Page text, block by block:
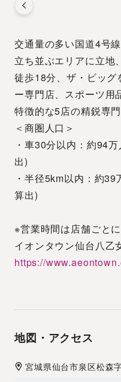
交通量の多い国道4号
立ち並ぶエリアに立地
徒歩18分、ザ・ビッ
ー専門店、スポーツ用
特徴的な5店の精鋭専
＜商圏人口＞
・車30分以内：約94
出)
・半径5km以内：約
算出)
※営業時間は店舗ごと
イオンタウン仙台八乙
https://
地図・アクセス
宮城県仙台市泉区松森